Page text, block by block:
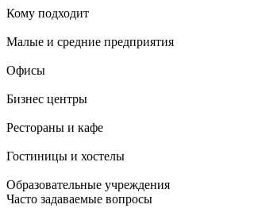
Кому подходит
Малые и средние предприятия
Офисы
Бизнес центры
Рестораны и кафе
Гостиницы и хостелы
Образовательные учреждения
Часто задаваемые вопросы